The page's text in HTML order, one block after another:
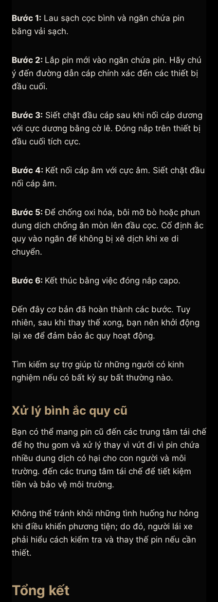
Bước 1: Lau sạch cọc bình và ngăn chứa pin
bằng vải sạch.
Bước 2: Lắp pin mới vào ngăn chứa pin. Hãy chú
ý đến đường dẫn cáp chính xác đến các thiết bị
đầu cuối.
Bước 3: Siết chặt đầu cáp sau khi nối cáp dương
với cực dương bằng cờ lê. Đóng nắp trên thiết bị
đầu cuối tích cực.
Bước 4: Kết nối cáp âm với cực âm. Siết chặt đầu
nối cáp âm.
Bước 5:Để chống oxi hóa, bôi mỡ bò hoặc phun
dung dịch chống ăn mòn lên đầu cọc. Cố định ắc
quy vào ngăn để không bị xê dịch khi xe di
chuyển.
Bước 6: Kết thúc bằng việc đóng nắp capo.
Đến đây cơ bản đã hoàn thành các bước. Tuy
nhiên, sau khi thay thế xong, bạn nên khởi động
lại xe để đảm bảo ắc quy hoạt động.
Tìm kiếm sự trợ giúp từ những người có kinh
nghiệm nếu có bất kỳ sự bất thường nào.
Xử lý bình ắc quy cũ
Bạn có thể mang pin cũ đến các trung tâm tái chế
để họ thu gom và xử lý thay vì vứt đi vì pin chứa
nhiều dung dịch có hại cho con người và môi
trường. đến các trung tâm tái chế để tiết kiệm
tiền và bảo vệ môi trường.
Không thể tránh khỏi những tình huống hư hỏng
khi điều khiển phương tiện; do đó, người lái xe
phải hiểu cách kiểm tra và thay thế pin nếu cần
thiết.
Tổng kết